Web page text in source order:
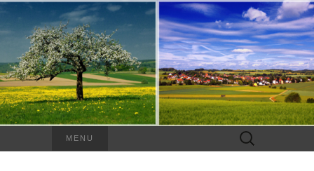
MENU
Suchen
nach: